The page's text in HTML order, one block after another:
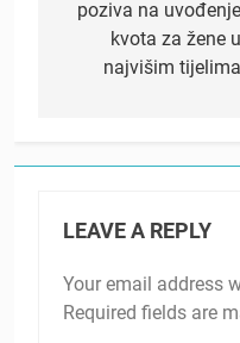
poziva na uvođenje
kvota za žene u
najvišim tijelima
LEAVE A REPLY
Your email address
Required fields are